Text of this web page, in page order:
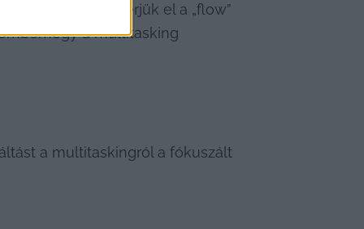
és könnyebben érjük el a „flow”
a multitasking
a multitaskingról a fókuszált